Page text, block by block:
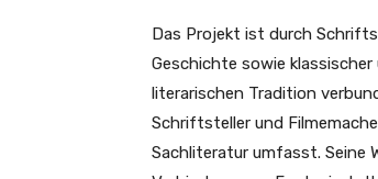
Das Projekt ist durch
Geschichte sowie
literarischen Tradition
Schriftsteller und
Sachliteratur umfasst. Seine